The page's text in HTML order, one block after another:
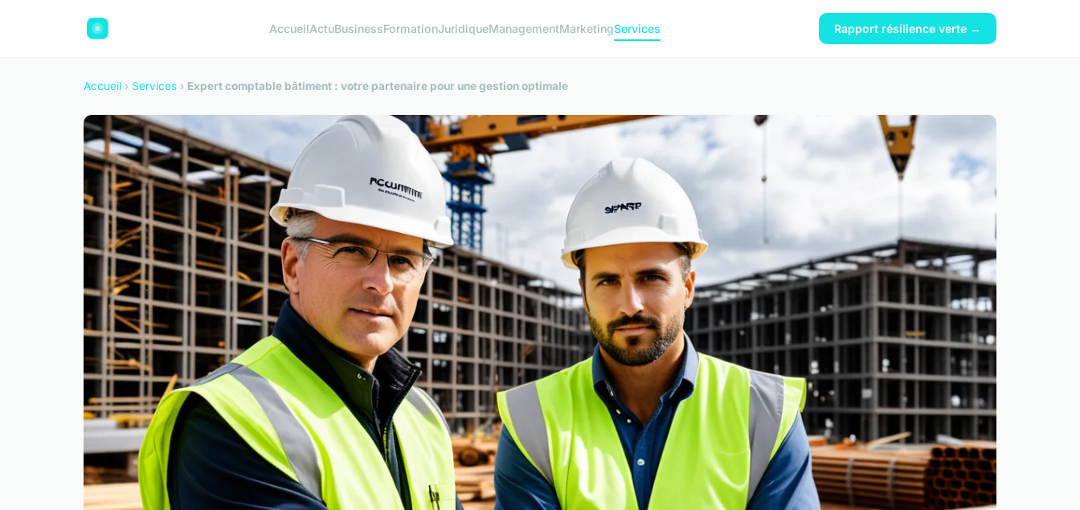
AccueilActuBusinessFormationJuridiqueManagementMarketingServices Rapport résilience verte →
Accueil › Services › Expert comptable bâtiment : votre partenaire pour une gestion optimale